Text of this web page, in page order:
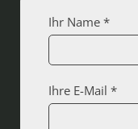
Ihr Name *
Ihre E-Mail *